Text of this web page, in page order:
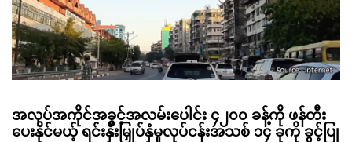
အလုပ်အကိုင်အခွင့်အလမ်းပေါင်း ၄၂၀၀ ခန့်ကို ဖန်တီး
ပေးနိုင်မယ့် ရင်းနှီးမြှုပ်နှံမှုလုပ်ငန်းအသစ် ၁၄ ခုကို ခွင့်ပြု